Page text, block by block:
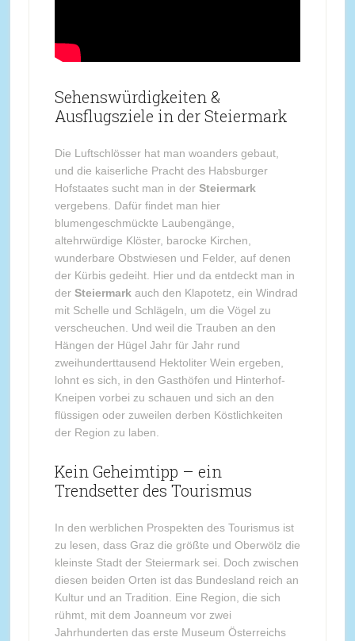
Sehenswürdigkeiten &
Ausflugsziele in der Steiermark
Die Luftschlösser hat man woanders gebaut,
und die kaiserliche Pracht des Habsburger
Hofstaates sucht man in der Steiermark
vergebens. Dafür findet man hier
blumengeschmückte Laubengänge,
altehrwürdige Klöster, barocke Kirchen,
wunderbare Obstwiesen und Felder, auf denen
der Kürbis gedeiht. Hier und da entdeckt man in
der Steiermark auch den Klapotetz, ein Windrad
mit Schelle und Schlägeln, um die Vögel zu
verscheuchen. Und weil die Trauben an den
Hängen der Hügel Jahr für Jahr rund
zweihunderttausend Hektoliter Wein ergeben,
lohnt es sich, in den Gasthöfen und Hinterhof-
Kneipen vorbei zu schauen und sich an den
flüssigen oder zuweilen derben Köstlichkeiten
der Region zu laben.
Kein Geheimtipp – ein
Trendsetter des Tourismus
In den werblichen Prospekten des Tourismus ist
zu lesen, dass Graz die größte und Oberwölz die
kleinste Stadt der Steiermark sei. Doch zwischen
diesen beiden Orten ist das Bundesland reich an
Kultur und an Tradition. Eine Region, die sich
rühmt, mit dem Joanneum vor zwei
Jahrhunderten das erste Museum Österreichs